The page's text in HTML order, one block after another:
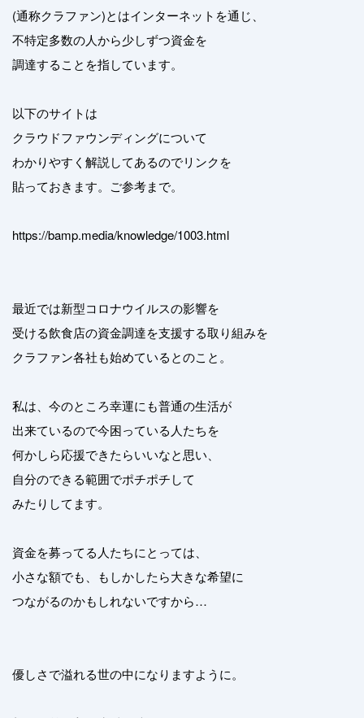
(通称クラファン)とはインターネットを通じ、
不特定多数の人から少しずつ資金を
調達することを指しています。
以下のサイトは
クラウドファウンディングについて
わかりやすく解説してあるのでリンクを
貼っておきます。ご参考まで。
https://bamp.media/knowledge/1003.html
最近では新型コロナウイルスの影響を
受ける飲食店の資金調達を支援する取り組みを
クラファン各社も始めているとのこと。
私は、今のところ幸運にも普通の生活が
出来ているので今困っている人たちを
何かしら応援できたらいいなと思い、
自分のできる範囲でポチポチして
みたりしてます。
資金を募ってる人たちにとっては、
小さな額でも、もしかしたら大きな希望に
つながるのかもしれないですから…
優しさで溢れる世の中になりますように。